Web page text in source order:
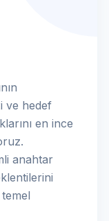
ve hedef
en ince
anahtar